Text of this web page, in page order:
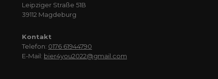
Leipziger Straße 51B
39112 Magdeburg
Kontakt
Telefon: 0176 61944790
E-Mail: bier4you2022@gmail.com